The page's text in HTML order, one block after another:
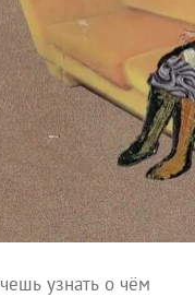
узнать о чём